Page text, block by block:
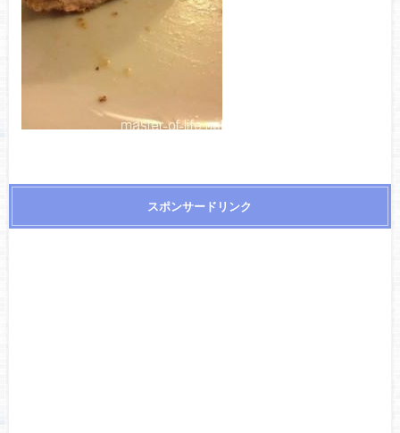
スポンサードリンク